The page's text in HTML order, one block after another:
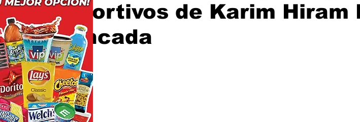
deportivos de Karim Hiram
Moncada